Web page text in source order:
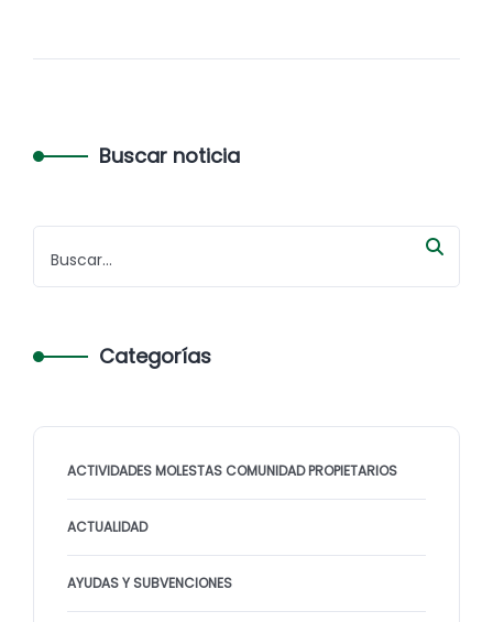
Buscar noticia
Categorías
ACTIVIDADES MOLESTAS COMUNIDAD PROPIETARIOS
ACTUALIDAD
AYUDAS Y SUBVENCIONES